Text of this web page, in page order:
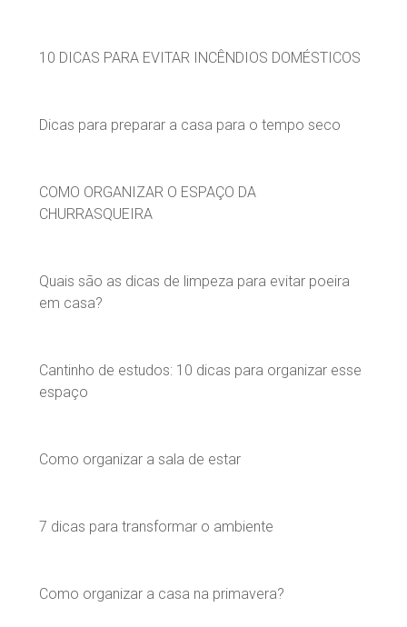
10 DICAS PARA EVITAR INCÊNDIOS DOMÉSTICOS
Dicas para preparar a casa para o tempo seco
COMO ORGANIZAR O ESPAÇO DA
CHURRASQUEIRA
Quais são as dicas de limpeza para evitar poeira
em casa?
Cantinho de estudos: 10 dicas para organizar esse
espaço
Como organizar a sala de estar
7 dicas para transformar o ambiente
Como organizar a casa na primavera?